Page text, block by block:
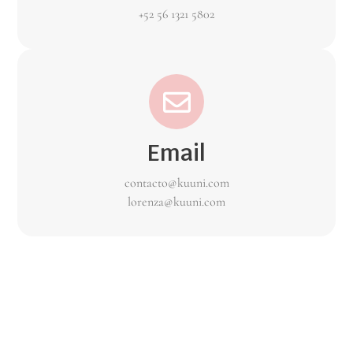
+52 56 1321 5802
Email
contacto@kuuni.com
lorenza@kuuni.com